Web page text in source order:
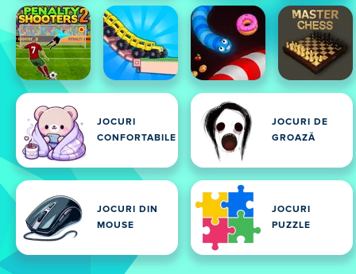
JOCURI
CONFORTABILE
JOCURI DE
GROAZĂ
JOCURI DIN
MOUSE
JOCURI
PUZZLE